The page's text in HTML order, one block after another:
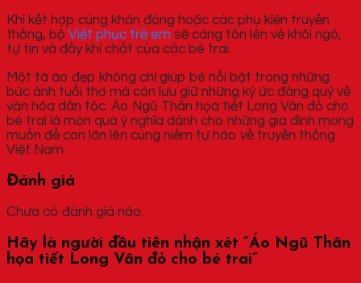
Khi kết hợp cùng khăn đóng hoặc các phụ kiện truyền
thống, bộ Việt phục trẻ em sẽ càng tôn lên vẻ khôi ngô,
tự tin và đầy khí chất của các bé trai.
Một tà áo đẹp không chỉ giúp bé nổi bật trong những
bức ảnh tuổi thơ mà còn lưu giữ những ký ức đáng quý về
văn hóa dân tộc. Áo Ngũ Thân họa tiết Long Vân đỏ cho
bé trai là món quà ý nghĩa dành cho những gia đình mong
muốn để con lớn lên cùng niềm tự hào về truyền thống
Việt Nam.
Đánh giá
Chưa có đánh giá nào.
Hãy là người đầu tiên nhận xét “Áo Ngũ Thân
họa tiết Long Vân đỏ cho bé trai”